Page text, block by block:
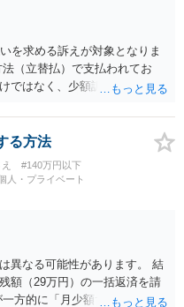
合、交際を解消した2人が当日
心理が働くことも無理からぬ
定のアリーナ席であれば隣り
、そのチケットが入手困難で
は変わってくるかもしれませ
に規定する特定興行入場券に
場合には、チケット引渡し以
このように、本件の紛争は、
にあるのかを追求した解決が
い問題なので、弁護士によっ
を求める訴えが対象となりま
（立替払）で支払われてお
ではなく、少額訴訟は使えな
れますが、まずは後払い決済
拠の写しとともに）支払拒絶
行ってきた場合には全面的に
と思います。弁護士会の相談
（消費者保護委員会に所属し
る方法
#140万円以下
人・プライベート
異なる可能性があります。 結
額（29万円）の一括返済を請
方的に「月少額ずつ返す」と